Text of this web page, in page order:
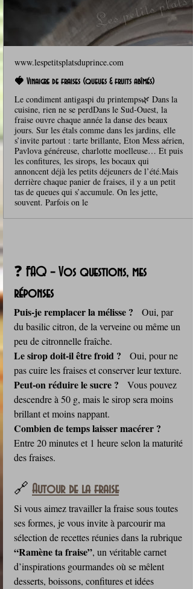
www.lespetitsplatsduprince.com
🍓 Vinaigre de fraises (queues & fruits abîmés)
Le condiment antigaspi du printemps🌿 Dans la
cuisine, rien ne se perdDans le Sud‑Ouest, la
fraise ouvre chaque année la danse des beaux
jours. Sur les étals comme dans les jardins, elle
s’invite partout : tarte brillante, Eton Mess aérien,
Pavlova généreuse, charlotte moelleuse… Et puis
les confitures, les sirops, les bocaux qui
annoncent déjà les petits déjeuners de l’été.Mais
derrière chaque panier de fraises, il y a un petit
tas de queues qui s’accumule. On les jette,
souvent. Parfois on le
❓ FAQ – Vos questions, mes
réponses
Puis‑je remplacer la mélisse ? Oui, par
du basilic citron, de la verveine ou même un
peu de citronnelle fraîche.
Le sirop doit-il être froid ? Oui, pour ne
pas cuire les fraises et conserver leur texture.
Peut-on réduire le sucre ? Vous pouvez
descendre à 50 g, mais le sirop sera moins
brillant et moins nappant.
Combien de temps laisser macérer ?
Entre 20 minutes et 1 heure selon la maturité
des fraises.
🔗 Autour de la fraise
Si vous aimez travailler la fraise sous toutes
ses formes, je vous invite à parcourir ma
sélection de recettes réunies dans la rubrique
“Ramène ta fraise”, un véritable carnet
d’inspirations gourmandes où se mêlent
desserts, boissons, confitures et idées